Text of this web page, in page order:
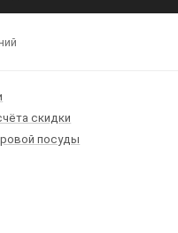
скидки
посуды